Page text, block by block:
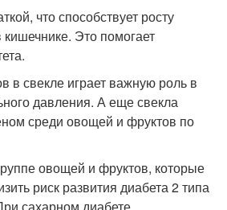
что способствует росту
Это помогает
в свекле играет важную роль в
давления. А еще свекла
среди овощей и фруктов по
овощей и фруктов, которые
риск развития диабета 2 типа